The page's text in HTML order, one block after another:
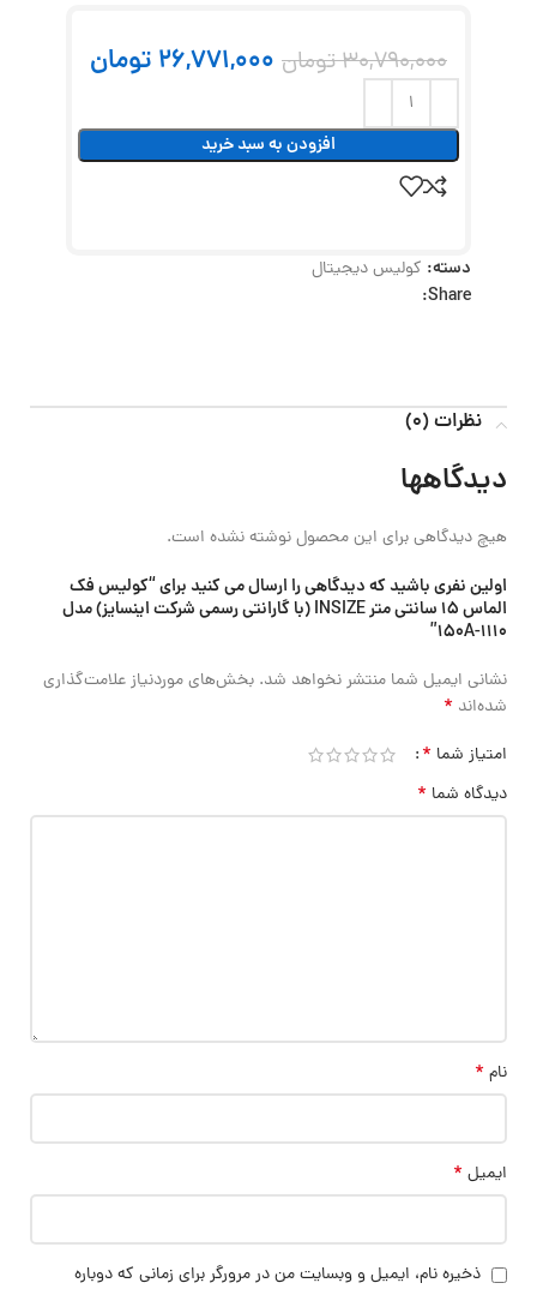
30,790,000تومان 26,771,000 تومان
افزودن به سبد خرید
دسته: کولیس دیجیتال
Share:
نظرات (0)
دیدگاهها
هیچ دیدگاهی برای این محصول نوشته نشده است.
اولین نفری باشید که دیدگاهی را ارسال می کنید برای “کولیس فک
الماس 15 سانتی متر INSIZE (با گارانتی رسمی شرکت اینسایز) مدل
1110-150A”
نشانی ایمیل شما منتشر نخواهد شد. بخش‌های موردنیاز علامت‌گذاری
شده‌اند *
امتیاز شما *
دیدگاه شما *
نام *
ایمیل *
ذخیره نام، ایمیل و وبسایت من در مرورگر برای زمانی که دوباره